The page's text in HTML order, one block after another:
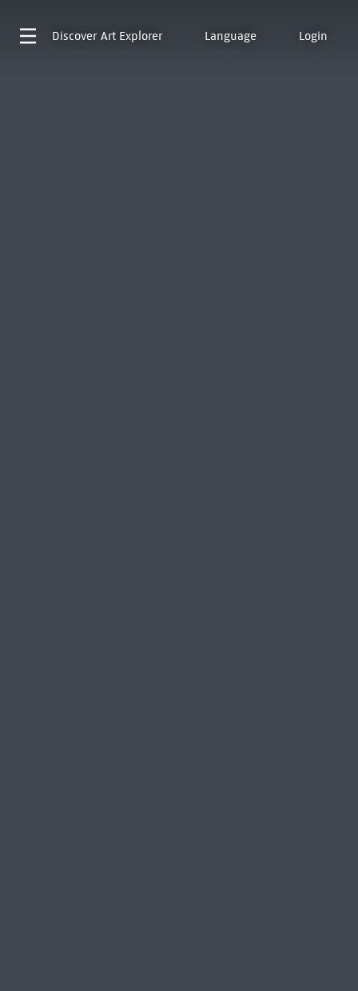
Discover Art Explorer Language Login